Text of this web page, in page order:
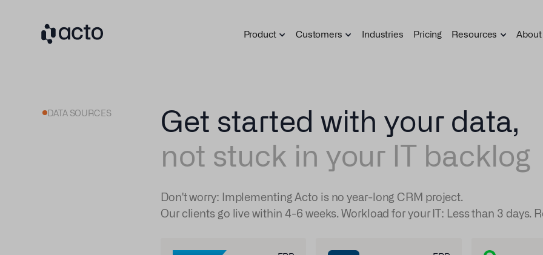
Product Customers Industries Pricing Resources
DATA SOURCES
Get started with your data,
not stuck in your IT backlog
Don't worry: Implementing Acto is no year-long CRM project.
Our clients go live within 4-6 weeks. Workload for your IT: Less than 3 days.